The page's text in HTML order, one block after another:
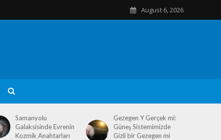
August 6, 2026
Samanyolu
Galaksisinde Evrenin
Kozmik Anahtarları
Gezegen Y Gerçek mi:
Güneş Sistemimizde
Gizli bir Gezegen mi